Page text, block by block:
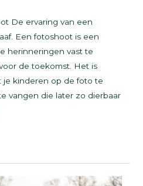
De ervaring van een
Een fotoshoot is een
herinneringen vast te
de toekomst. Het is
je kinderen op de foto te
vangen die later zo dierbaar